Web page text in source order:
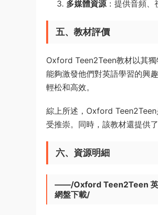
多媒體資源 ：提供音頻
五、教材評價
Oxford Teen2Teen教材以其
能夠激發他們對英語學習的興
輕松和高效。
綜上所述，Oxford
受推崇。同時，該教材還提供
六、資源明細
——/Oxford Teen2Teen 英
網盤下載/